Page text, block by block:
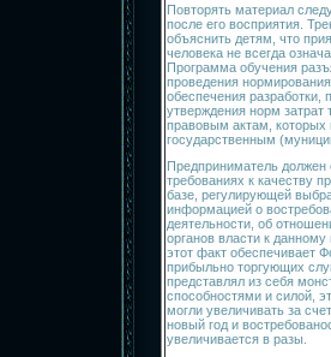
Повторять материал
после его восприятия.
объяснить детям, что
человека не всегда
Программа обучения
проведения
обеспечения разработки,
утверждения норм
правовым актам, которых
государственным
Предприниматель
требованиях к качеству
базе, регулирующей
информацией о
деятельности, об
органов власти к
этот факт обеспечивает
прибыльно торгующих
представлял из себя
способностями и силой,
могли увеличивать за
новый год и
увеличивается в разы.